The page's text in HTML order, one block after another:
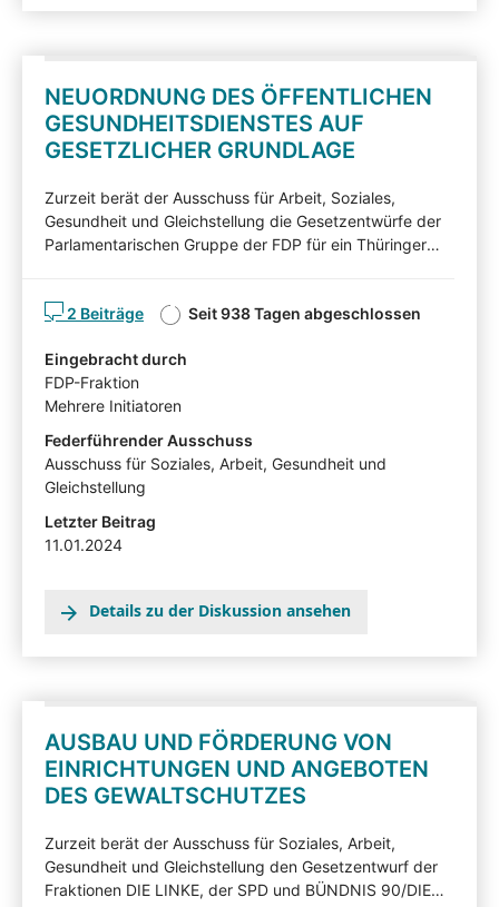
NEUORDNUNG DES ÖFFENTLICHEN
GESUNDHEITSDIENSTES AUF
GESETZLICHER GRUNDLAGE
Zurzeit berät der Ausschuss für Arbeit, Soziales,
Gesundheit und Gleichstellung die Gesetzentwürfe der
Parlamentarischen Gruppe der FDP für ein Thüringer
(Drucksache 7/8556) und der Fraktionen DIE LINKE,
Thüringer Gesetz über den Öffentlichen
Gesundheitsdienst (Drucksache 7/8922). Nachfolgend
können Sie die Gesetzentwürfe kommentieren.
Diskutieren Sie mit! Die von Sachverständigen,
Interessensvertretern und anderen Auskunftspersonen
im Rahmen eines Anhörungsverfahrens eingereichten
Stellungnahmen können mit Zustimmung der
Anzuhörenden hier in der
Beteiligtentransparenzdokumentation eingesehen
2 Beiträge Seit 938 Tagen abgeschlossen
Eingebracht durch
FDP-Fraktion
Mehrere Initiatoren
Federführender Ausschuss
Ausschuss für Soziales, Arbeit, Gesundheit und
Gleichstellung
Letzter Beitrag
11.01.2024
Details zu der Diskussion ansehen
AUSBAU UND FÖRDERUNG VON
EINRICHTUNGEN UND ANGEBOTEN
DES GEWALTSCHUTZES
Zurzeit berät der Ausschuss für Soziales, Arbeit,
Gesundheit und Gleichstellung den Gesetzentwurf der
Fraktionen DIE LINKE, der SPD und BÜNDNIS 90/DIE